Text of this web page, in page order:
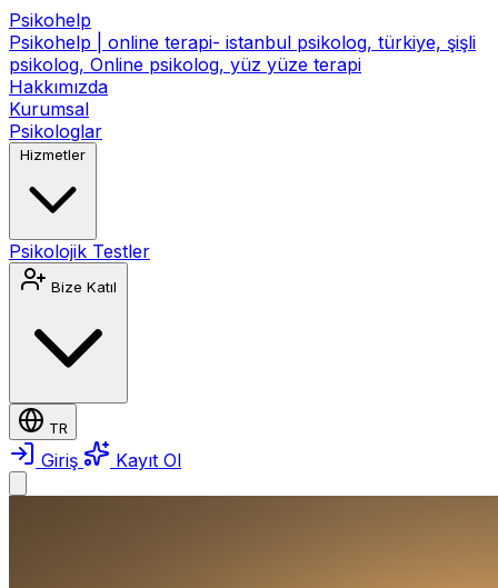
Psikohelp
Psikohelp | online terapi- istanbul psikolog, türkiye, şişli
psikolog, Online psikolog, yüz yüze terapi
Hakkımızda
Kurumsal
Psikologlar
Hizmetler
Psikolojik Testler
Bize Katıl
TR
Giriş Kayıt Ol